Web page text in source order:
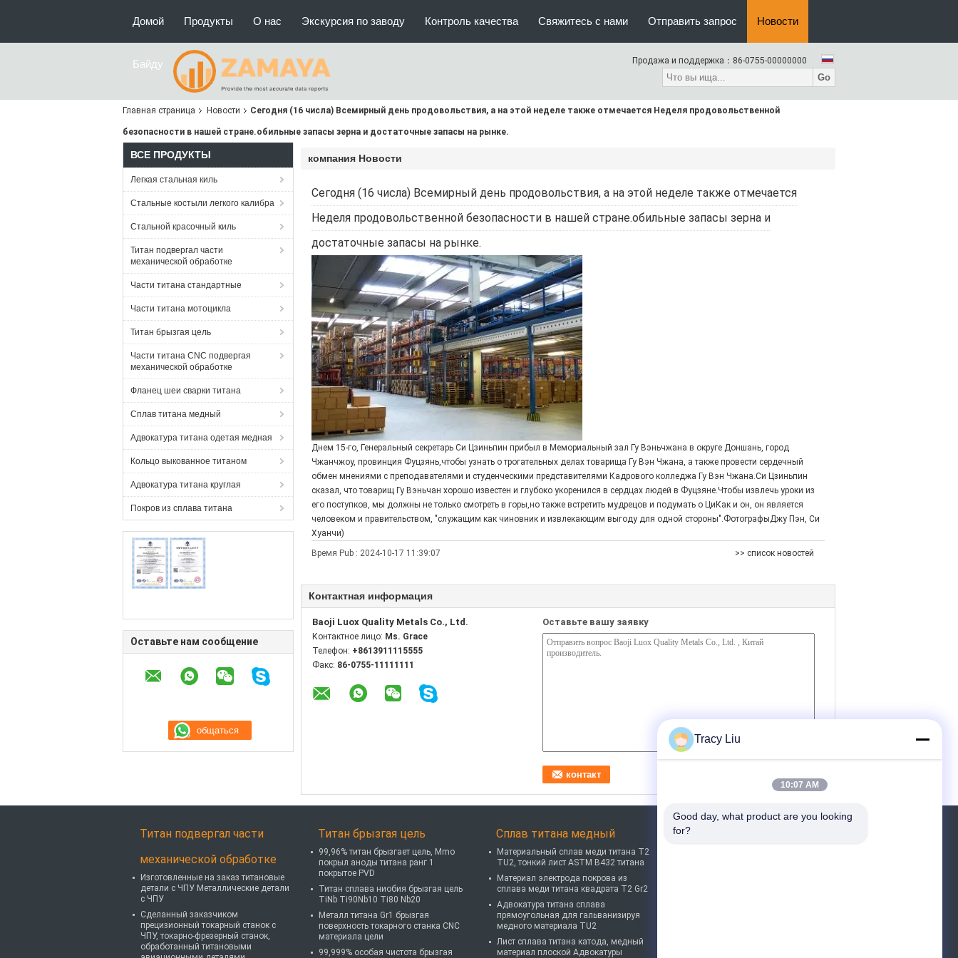
Домой Продукты О нас Экскурсия по заводу Контроль качества Свяжитесь с нами Отправить запрос Новости
Байду Продажа и поддержка： 86-0755-00000000
Go
Главная страница Новости Сегодня (16 числа) Всемирный день продовольствия, а на этой неделе также отмечается Неделя продовольственной
безопасности в нашей стране.обильные запасы зерна и достаточные запасы на рынке.
ВСЕ ПРОДУКТЫ
Легкая стальная киль
Стальные костыли легкого калибра
Стальной красочный киль
Титан подвергал части
механической обработке
Части титана стандартные
Части титана мотоцикла
Титан брызгая цель
Части титана CNC подвергая
механической обработке
Фланец шеи сварки титана
Сплав титана медный
Адвокатура титана одетая медная
Кольцо выкованное титаном
Адвокатура титана круглая
Покров из сплава титана
Оставьте нам сообщение
компания Новости
Сегодня (16 числа) Всемирный день продовольствия, а на этой неделе также отмечается
Неделя продовольственной безопасности в нашей стране.обильные запасы зерна и
достаточные запасы на рынке.
Днем 15-го, Генеральный секретарь Си Цзиньпин прибыл в Мемориальный зал Гу Вэньчжана в округе Доншань, город
Чжанчжоу, провинция Фуцзянь,чтобы узнать о трогательных делах товарища Гу Вэн Чжана, а также провести сердечный
обмен мнениями с преподавателями и студенческими представителями Кадрового колледжа Гу Вэн Чжана.Си Цзиньпин
сказал, что товарищ Гу Вэньчан хорошо известен и глубоко укоренился в сердцах людей в Фуцзяне.Чтобы извлечь уроки из
его поступков, мы должны не только смотреть в горы,но также встретить мудрецов и подумать о ЦиКак и он, он является
человеком и правительством, "служащим как чиновник и извлекающим выгоду для одной стороны".ФотографыДжу Пэн, Си
Хуанчи)
Время Pub : 2024-10-17 11:39:07
>> список новостей
Контактная информация
Baoji Luox Quality Metals Co., Ltd.
Контактное лицо: Ms. Grace
Телефон: +8613911115555
Факс: 86-0755-11111111
Оставьте вашу заявку
(0/ 3000)
Титан подвергал части
механической обработке
Изготовленные на заказ титановые
детали с ЧПУ Металлические детали
с ЧПУ
Сделанный заказчиком
прецизионный токарный станок с
ЧПУ, токарно-фрезерный станок,
обработанный титановыми
Титан брызгая цель
99,96% титан брызгает цель, Mmo
покрыл аноды титана ранг 1
покрытое PVD
Титан сплава ниобия брызгая цель
TiNb Ti90Nb10 Ti80 Nb20
Металл титана Gr1 брызгая
поверхность токарного станка CNC
материала цели
99,999% особая чистота брызгая
Сплав титана медный
Материальный сплав меди титана T2
TU2, тонкий лист ASTM B432 титана
Материал электрода покрова из
сплава меди титана квадрата T2 Gr2
Адвокатура титана сплава
прямоугольная для гальванизируя
медного материала TU2
Лист сплава титана катода, медный
материал плоской Адвокатуры
Отправить запрос
Tracy Liu
10:07 AM
Good day, what product are you looking
for?